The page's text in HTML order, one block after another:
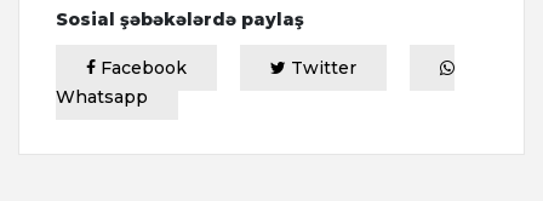
Sosial şəbəkələrdə paylaş
Facebook
Twitter
Whatsapp